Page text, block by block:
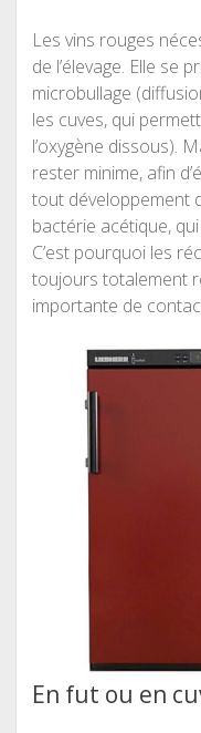
Les vins rouges
de l’élevage. Elle se
microbullage
les cuves, qui
l’oxygène dissous).
rester minime, afin
tout développement
bactérie acétique,
C’est pourquoi les
toujours totalement
importante de
En fut ou en